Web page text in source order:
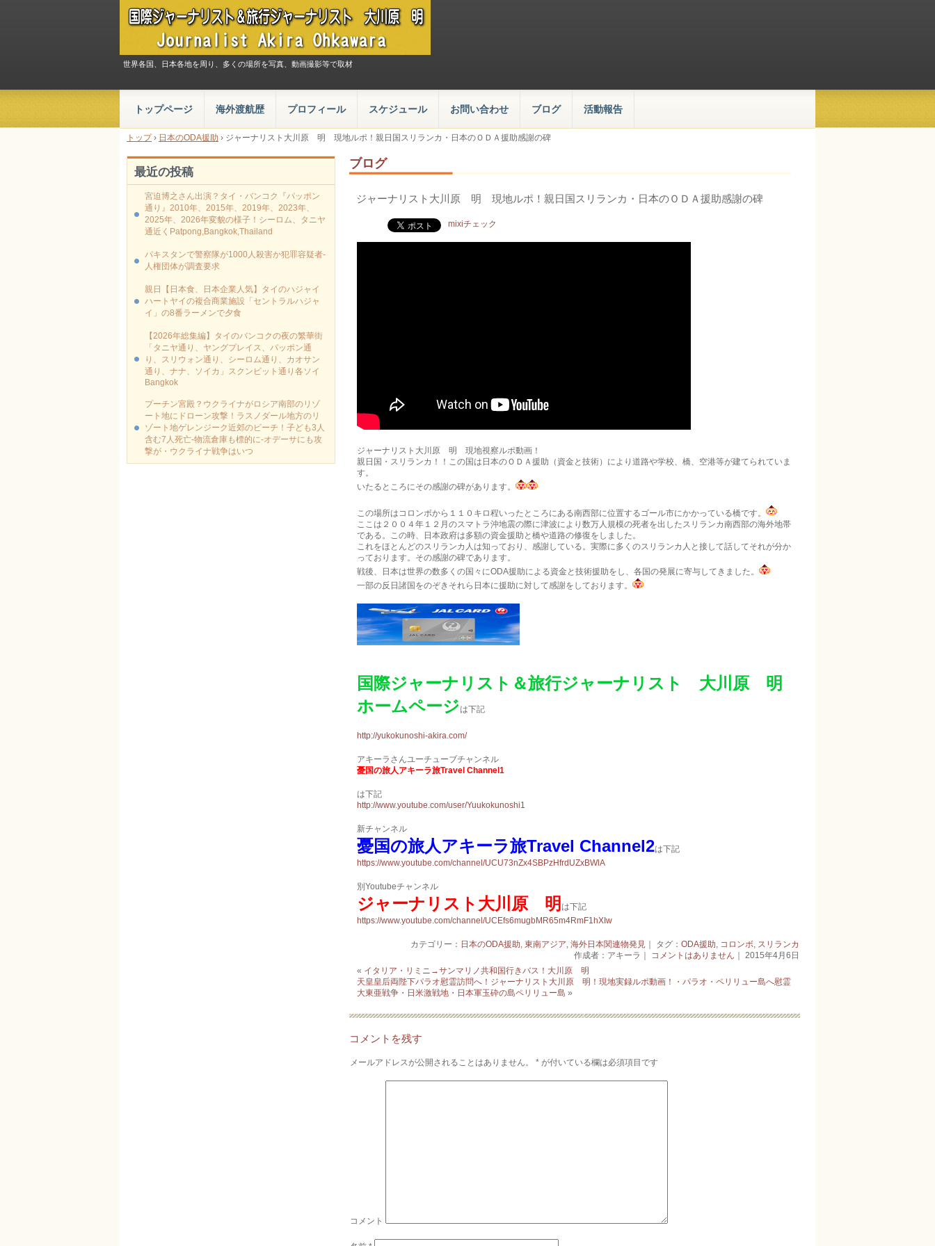
世界各国、日本各地を周り、多くの場所を写真、動画撮影等で取材
トップページ 海外渡航歴 プロフィール スケジュール お問い合わせ ブログ 活動報告
トップ› 日本のODA援助 › ジャーナリスト大川原 明 現地ルポ！親日国スリランカ・日本のＯＤＡ援助感謝の碑
ブログ
ジャーナリスト大川原 明 現地ルポ！親日国スリランカ・日本のＯＤＡ援助感謝の碑
mixiチェック
ジャーナリスト大川原 明 現地視察ルポ動画！
親日国・スリランカ！！この国は日本のＯＤＡ援助（資金と技術）により道路や学校、橋­、空港等が建てられていま
す。
いたるところにその感謝の碑があります。
この場所はコロンボか­ら１１０キロ程いったところにある南西部に位置するゴール市にかかっている橋です。
­ここは２００４年１２月のスマトラ沖地震の際に津波により数万人規模の死者を出したス­リランカ南西部の海外地帯
である。この時、日本政府は多額の資金援助と橋や道路の修復­をしました。
これをほとんどのスリランカ人は知っており、感謝している。実際に多くのスリ­ランカ人と接して話してそれが分か
っております。その感謝の碑であります。
戦後、日本は世界の数多くの国々にODA援助による資金と技術援助をし、各国の発展に寄与してきました。
一部の反日諸国をのぞきそれら日本に援助に対して感謝をしております。
国際ジャーナリスト＆旅行ジャーナリスト 大川原 明
ホームページは下記
http://yukokunoshi-akira.com/
アキーラさんユーチューブチャンネル
憂国の旅人アキーラ旅Travel Channel1
は下記
http://www.youtube.com/user/Yuukokunoshi1
新チャンネル
憂国の旅人アキーラ旅Travel Channel2は下記
https://www.youtube.com/channel/UCU73nZx4SBPzHfrdUZxBWlA
別Youtubeチャンネル
ジャーナリスト大川原 明 は下記
https://www.youtube.com/channel/UCEfs6mugbMR65m4RmF1hXIw
カテゴリー： 日本のODA援助, 東南アジア, 海外日本関連物発見｜ タグ： ODA援助, コロンボ, スリランカ
作成者：アキーラ｜ コメントはありません ｜ 2015年4月6日
« イタリア・リミニ→サンマリノ共和国行きバス！大川原 明
天皇皇后両陛下パラオ慰霊訪問へ！ジャーナリスト大川原 明！現地実録ルポ動画！・パラオ・ペリリュー島へ慰霊
大東亜戦争・日米激戦地・日本軍玉砕の島ペリリュー島 »
コメントを残す
メールアドレスが公開されることはありません。 * が付いている欄は必須項目です
コメント
最近の投稿
宮迫博之さん出演？タイ・バンコク『パッポン
通り』2010年、2015年、2019年、2023年、
2025年、2026年変貌の様子！シーロム、タニヤ
通近くPatpong,Bangkok,Thailand
パキスタンで警察隊が1000人殺害か犯罪容疑者-
人権団体が調査要求
親日【日本食、日本企業人気】タイのハジャイ
ハートヤイの複合商業施設「セントラルハジャ
イ」の8番ラーメンで夕食
【2026年総集編】タイのバンコクの夜の繁華街
「タニヤ通り、ヤングプレイス、パッポン通
り、スリウォン通り、シーロム通り、カオサン
通り、ナナ、ソイカ」スクンビット通り各ソイ
Bangkok
プーチン宮殿？ウクライナがロシア南部のリゾ
ート地にドローン攻撃！ラスノダール地方のリ
ゾート地ゲレンジーク近郊のビーチ！子ども3人
含む7人死亡-物流倉庫も標的に‐オデーサにも攻
撃が・ウクライナ戦争はいつ